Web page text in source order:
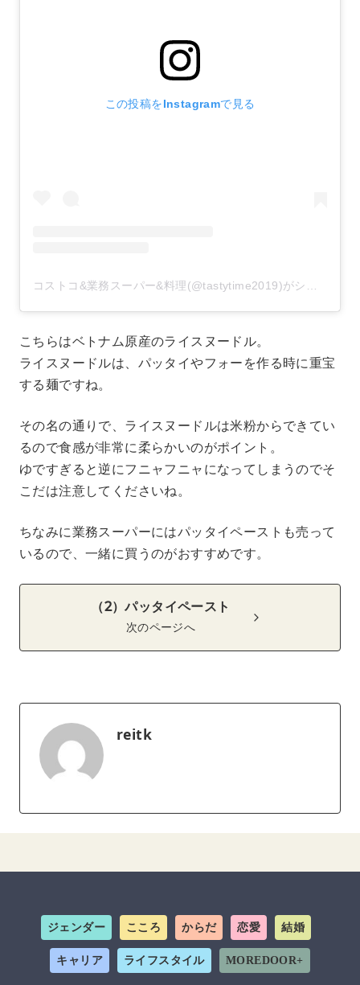
この投稿をInstagramで見る
コストコ&業務スーパー&料理(@tastytime2019)がシェアした投稿
こちらはベトナム原産のライスヌードル。
ライスヌードルは、パッタイやフォーを作る時に重宝
する麺ですね。
その名の通りで、ライスヌードルは米粉からできてい
るので食感が非常に柔らかいのがポイント。
ゆですぎると逆にフニャフニャになってしまうのでそ
こだは注意してくださいね。
ちなみに業務スーパーにはパッタイペーストも売って
いるので、一緒に買うのがおすすめです。
（2）パッタイペースト
次のページへ
reitk
ジェンダー こころ からだ 恋愛 結婚
キャリア ライフスタイル MOREDOOR+